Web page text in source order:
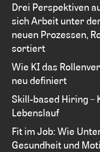
Drei Perspektiven
sich Arbeit unter
neuen Prozessen,
sortiert
Wie KI das
neu definiert
Skill-based Hiring –
Lebenslauf
Fit im Job: Wie
Gesundheit und